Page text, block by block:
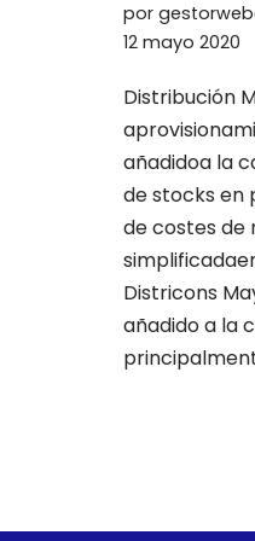
por
12 mayo 2020
Distribución
añadidoa la
de stocks en
de costes de
Districons
añadido a la